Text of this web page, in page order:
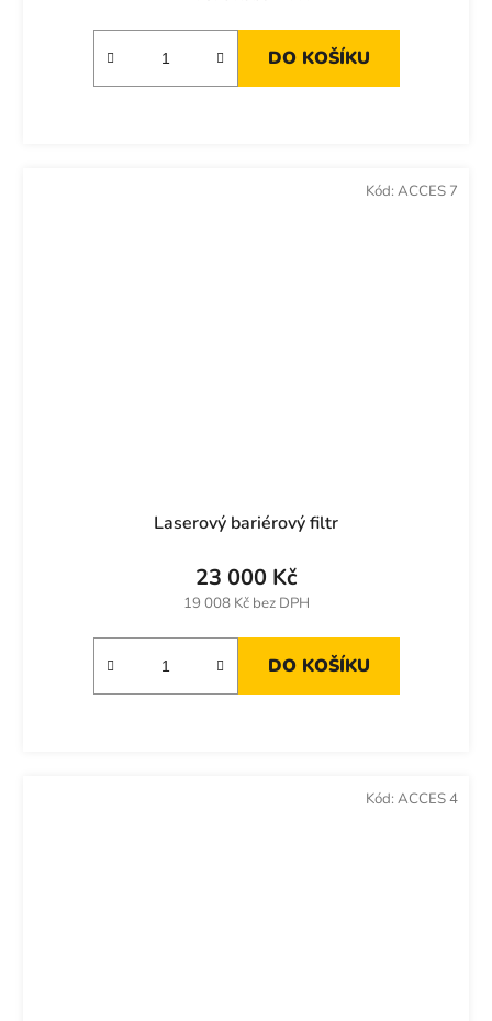
DO KOŠÍKU
Laserový bariérový filtr
19 008 Kč bez DPH
23 000 Kč
DO KOŠÍKU
Kód: ACCES 7
Kód: ACCES 4